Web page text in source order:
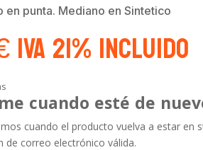
en punta. Mediano en Sintetico
IVA 21% Incluido
cuando esté de
cuando el producto vuelva a estar en
de correo electrónico válida.